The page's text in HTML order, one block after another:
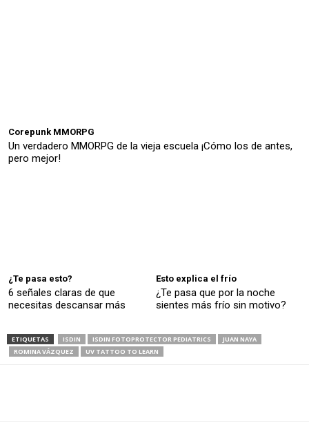
Corepunk MMORPG
Un verdadero MMORPG de la vieja escuela ¡Cómo los de antes,
pero mejor!
¿Te pasa esto?
6 señales claras de que
necesitas descansar más
Esto explica el frío
¿Te pasa que por la noche
sientes más frío sin motivo?
ETIQUETAS ISDIN ISDIN FOTOPROTECTOR PEDIATRICS
JUAN NAYA
ROMINA VÁZQUEZ
UV TATTOO TO LEARN